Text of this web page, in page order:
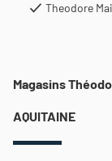
Theodore
Magasins
AQUITAINE